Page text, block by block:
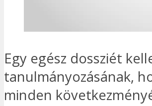
Egy egész dossziét
tanulmányozásának,
minden